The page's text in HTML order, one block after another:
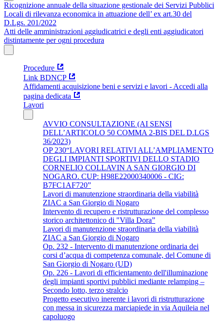
Ricognizione annuale della situazione gestionale dei Servizi Pubblici
Locali di rilevanza economica in attuazione dell’ ex art.30 del
D.Lgs. 201/2022
Atti delle amministrazioni aggiudicatrici e degli enti aggiudicatori
distintamente per ogni procedura
Procedure
Link BDNCP
Affidamenti acquisizione beni e servizi e lavori - Accedi alla
pagina dedicata
Lavori
AVVIO CONSULTAZIONE (AI SENSI
DELL’ARTICOLO 50 COMMA 2-BIS DEL D.LGS
36/2023)
OP 230“LAVORI RELATIVI ALL’AMPLIAMENTO
DEGLI IMPIANTI SPORTIVI DELLO STADIO
CORNELIO COLLAVIN A SAN GIORGIO DI
NOGARO. CUP: H98E22000340006 - CIG:
B7FC1AF720”
Lavori di manutenzione straordinaria della viabilità
ZIAC a San Giorgio di Nogaro
Intervento di recupero e ristrutturazione del complesso
storico architettonico di "Villa Dora”
Lavori di manutenzione straordinaria della viabilità
ZIAC a San Giorgio di Nogaro
Op. 232 - Intervento di manutenzione ordinaria dei
corsi d’acqua di competenza comunale, del Comune di
San Giorgio di Nogaro (UD)
Op. 226 - Lavori di efficientamento dell'illuminazione
degli impianti sportivi pubblici mediante relamping –
Secondo lotto, terzo stralcio
Progetto esecutivo inerente i lavori di ristrutturazione
con messa in sicurezza marciapiede in via Aquileia nel
capoluogo